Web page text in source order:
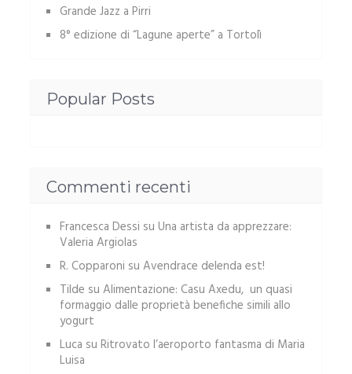
Grande Jazz a Pirri
8° edizione di “Lagune aperte” a Tortolì
Popular Posts
Commenti recenti
Francesca Dessi su Una artista da apprezzare:
Valeria Argiolas
R. Copparoni su Avendrace delenda est!
Tilde su Alimentazione: Casu Axedu, un quasi
formaggio dalle proprietà benefiche simili allo
yogurt
Luca su Ritrovato l’aeroporto fantasma di Maria
Luisa